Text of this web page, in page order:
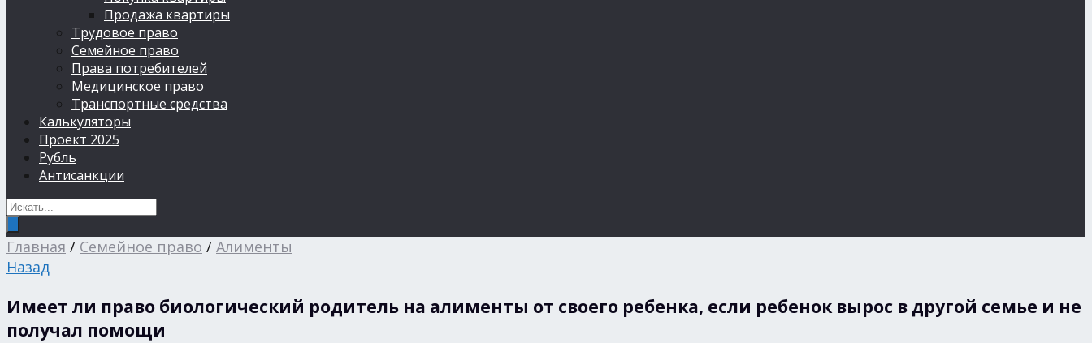
Продажа квартиры
Трудовое право
Семейное право
Права потребителей
Медицинское право
Транспортные средства
Калькуляторы
Проект 2025
Рубль
Антисанкции
Главная / Семейное право / Алименты
Назад
Имеет ли право биологический родитель на алименты от своего ребенка, если ребенок вырос в другой семье и не
получал помощи